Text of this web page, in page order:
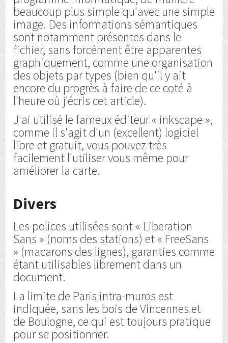
beaucoup plus simple qu'avec une simple
image. Des informations sémantiques
sont notamment présentes dans le
fichier, sans forcément être apparentes
graphiquement, comme une organisation
des objets par types (bien qu'il y ait
encore du progrès à faire de ce coté à
l'heure où j'écris cet article).
J'ai utilisé le fameux éditeur « inkscape »,
comme il s'agit d'un (excellent) logiciel
libre et gratuit, vous pouvez très
facilement l'utiliser vous même pour
améliorer la carte.
Divers
Les polices utilisées sont « Liberation
Sans » (noms des stations) et « FreeSans
» (macarons des lignes), garanties comme
étant utilisables librement dans un
document.
La limite de Paris intra-muros est
indiquée, sans les bois de Vincennes et
de Boulogne, ce qui est toujours pratique
pour se positionner.